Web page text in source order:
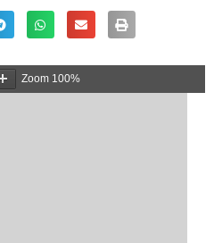
Zoom 100%